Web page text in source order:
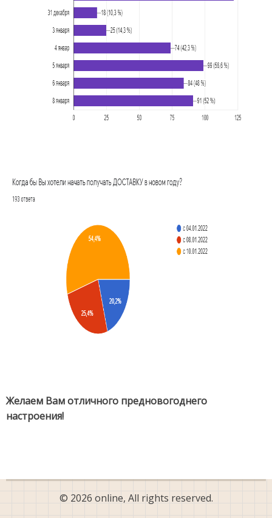
Желаем Вам отличного предновогоднего
настроения!
© 2026 online, All rights reserved.